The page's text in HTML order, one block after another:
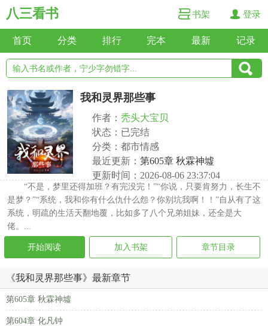
八三看书 书架 登录
首页 分类 排行 完本 最新 记录
我和灵界那些事
作者： 秃头大宝贝
状态：已完结
分类：都市情感
最近更新： 第605章 秋霖神墟
更新时间：2026-08-06 23:37:04
“不是，梦里还得加班？有完没完！”“你说，只要肯努力，长生不
是梦？”“系统，我和你有什么仇什么怨？你别坑我啊！！”自从有了这
系统，明疏的生活天翻地覆，比如多了八个兄弟姐妹，还全是大
佬。...
开始阅读 加入书架 章节目录
《我和灵界那些事》最新章节
第605章 秋霖神墟
第604章 化凡钟